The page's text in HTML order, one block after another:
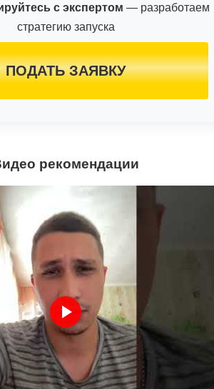
с экспертом — разработаем
стратегию запуска
ПОДАТЬ ЗАЯВКУ
рекомендации